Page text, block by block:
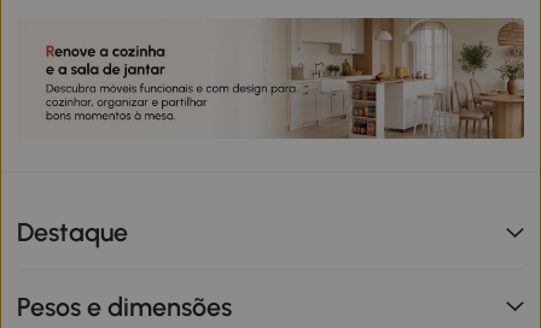
Destaque
Pesos e dimensões